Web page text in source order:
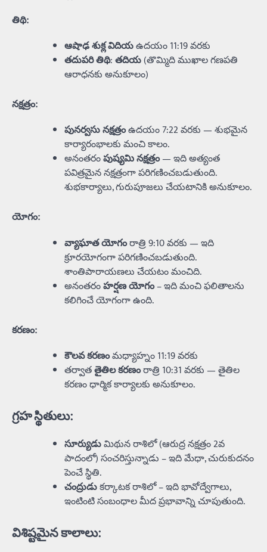
తిథి:
ఆషాఢ శుక్ల విదియఉదయం 11:19 వరకు
తదుపరి తిథి:తదియ(తొమ్మిది ముఖాల గణపతి
ఆరాధనకు అనుకూలం)
నక్షత్రం:
పునర్వసు నక్షత్రంఉదయం 7:22 వరకు — శుభమైన
కార్యారంభాలకు మంచి కాలం.
అనంతరంపుష్యమి నక్షత్రం— ఇది అత్యంత
పవిత్రమైన నక్షత్రంగా పరిగణించబడుతుంది.
శుభకార్యాలు, గురుపూజలు చేయటానికి అనుకూలం.
యోగం:
వ్యాఘాత యోగంరాత్రి 9:10 వరకు — ఇది
క్రూరయోగంగా పరిగణించబడుతుంది.
శాంతిపారాయణలు చేయటం మంచిది.
అనంతరంహర్షణ యోగం– ఇది మంచి ఫలితాలను
కలిగించే యోగంగా ఉంది.
కరణం:
కౌలవ కరణంమధ్యాహ్నం 11:19 వరకు
తర్వాతతైతిల కరణంరాత్రి 10:31 వరకు — తైతిల
కరణం ధార్మిక కార్యాలకు అనుకూలం.
గ్రహ స్థితులు:
సూర్యుడుమిథున రాశిలో (ఆరుద్ర నక్షత్రం 2వ
పాదంలో) సంచరిస్తున్నాడు – ఇది మేధా, చురుకుదనం
పెంచే స్థితి.
చంద్రుడుకర్కాటక రాశిలో – ఇది భావోద్వేగాలు,
ఇంటింటి సంబంధాల మీద ప్రభావాన్ని చూపుతుంది.
విశిష్టమైన కాలాలు: